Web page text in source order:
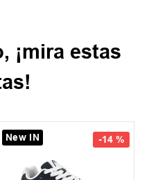
¡mira estas
-14 %
New IN